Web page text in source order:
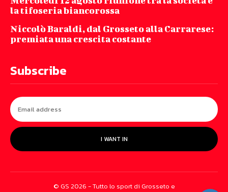
la tifoseria biancorossa
Niccolò Baraldi, dal Grosseto alla Carrarese:
premiata una crescita costante
Subscribe
I WANT IN
© GS 2026 - Tutto lo sport di Grosseto e